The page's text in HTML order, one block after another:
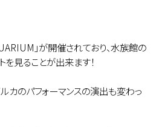
」が開催されており、水族館の
見ることが出来ます！
カのパフォーマンスの演出も変わっ